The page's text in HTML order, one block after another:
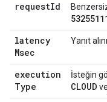
requestId
latency
Msec
Yanıt
execution
Type
İsteğin
CLOUD